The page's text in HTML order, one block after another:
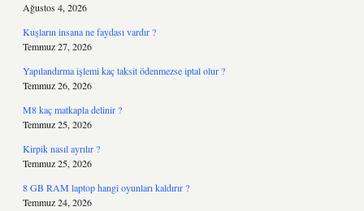
Ağustos 4, 2026
Kuşların insana ne faydası vardır ?
Temmuz 27, 2026
Yapılandırma işlemi kaç taksit ödenmezse iptal olur ?
Temmuz 26, 2026
M8 kaç matkapla delinir ?
Temmuz 25, 2026
Kirpik nasıl ayrılır ?
Temmuz 25, 2026
8 GB RAM laptop hangi oyunları kaldırır ?
Temmuz 24, 2026